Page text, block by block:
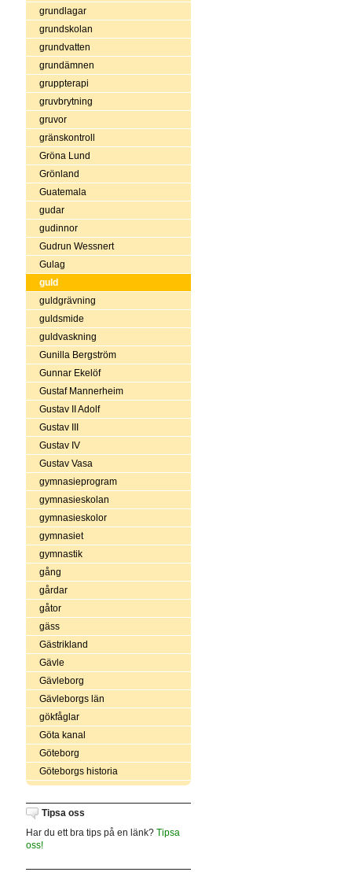
grundlagar
grundskolan
grundvatten
grundämnen
gruppterapi
gruvbrytning
gruvor
gränskontroll
Gröna Lund
Grönland
Guatemala
gudar
gudinnor
Gudrun Wessnert
Gulag
guld
guldgrävning
guldsmide
guldvaskning
Gunilla Bergström
Gunnar Ekelöf
Gustaf Mannerheim
Gustav II Adolf
Gustav III
Gustav IV
Gustav Vasa
gymnasieprogram
gymnasieskolan
gymnasieskolor
gymnasiet
gymnastik
gång
gårdar
gåtor
gäss
Gästrikland
Gävle
Gävleborg
Gävleborgs län
gökfåglar
Göta kanal
Göteborg
Göteborgs historia
Tipsa oss
Har du ett bra tips på en länk? Tipsa
oss!